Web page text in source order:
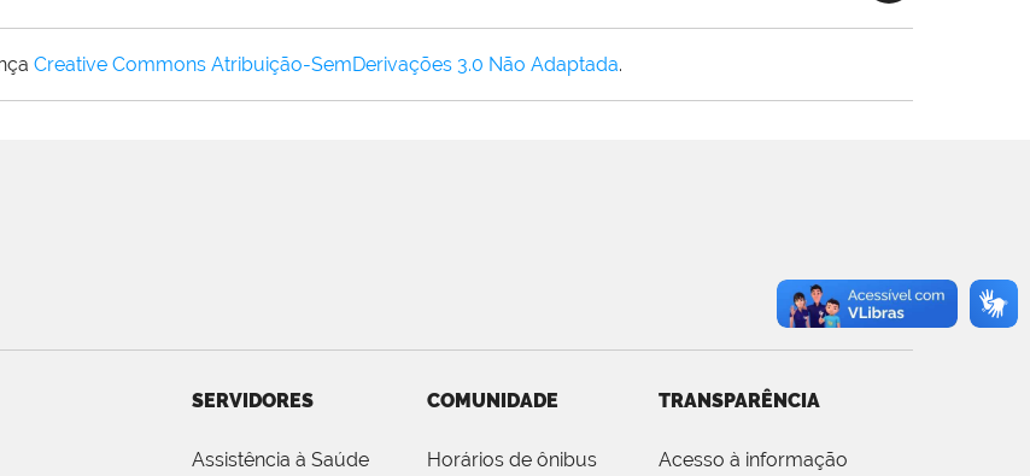
Creative Commons Atribuição-SemDerivações 3.0 Não Adaptada.
SERVIDORES
Assistência à Saúde
COMUNIDADE
Horários de ônibus
TRANSPARÊNCIA
Acesso à informação